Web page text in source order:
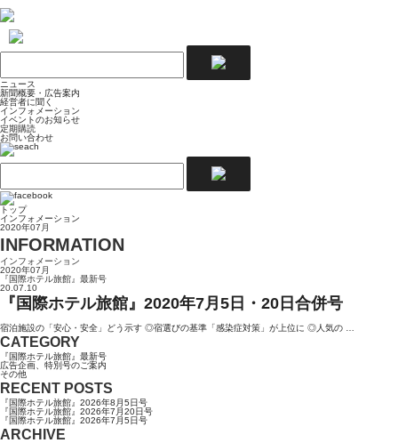
ニュース
新聞概要・広告案内
経営者に聞く
インフォメーション
イベントのお知らせ
定期購読
お問い合わせ
トップ
インフォメーション
2020年07月
INFORMATION
インフォメーション
2020年07月
『国際ホテル旅館』最新号
20.07.10
『国際ホテル旅館』2020年7月5日・20日合併号
宿泊施設の「安心・安全」どう示す ◎宿選びの基準「感染症対策」が上位に ◎人気の …
CATEGORY
『国際ホテル旅館』最新号
広告企画、特別号のご案内
その他
RECENT POSTS
『国際ホテル旅館』2026年8月5日号
『国際ホテル旅館』2026年7月20日号
『国際ホテル旅館』2026年7月5日号
ARCHIVE